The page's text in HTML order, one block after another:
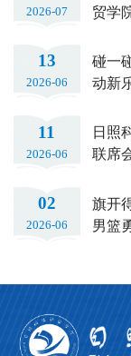
2026-07
贸学
13
2026-06
碰一
动新
11
2026-06
日照
联席
02
2026-06
旗开
男篮